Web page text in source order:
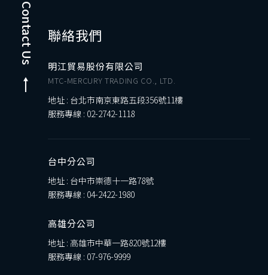
Contact Us 聯絡我們
明江貿易股份有限公司
MTC-MERCURY TRADING CO., LTD.
地址 : 台北市南京東路五段356號11樓
服務專線 : 02-2742-1118
台中分公司
地址 : 台中市崇德十一路78號
服務專線 : 04-2422-1980
高雄分公司
地址 : 高雄市中華一路820號12樓
服務專線 : 07-976-9999